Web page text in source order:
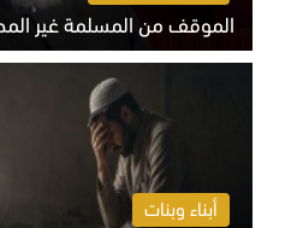
الموقف من المسلمة غير
الخميس 6 أغسطس 2026 10:45 ص
أبناء وبنات